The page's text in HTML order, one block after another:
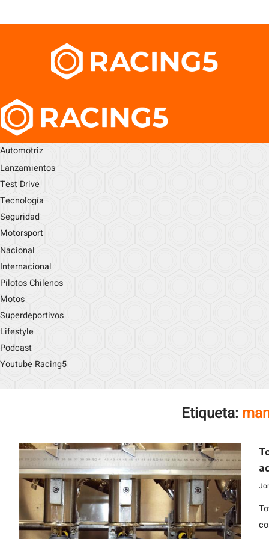
Automotriz
Lanzamientos
Test Drive
Tecnología
Seguridad
Motorsport
Nacional
Internacional
Pilotos Chilenos
Motos
Superdeportivos
Lifestyle
Podcast
Youtube Racing5
Etiqueta: